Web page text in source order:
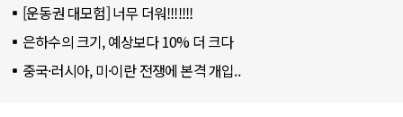
[운동권 대모험] 너무 더워!!!!!!!
은하수의 크기, 예상보다 10% 더 크다
중국·러시아, 미·이란 전쟁에 본격 개입..